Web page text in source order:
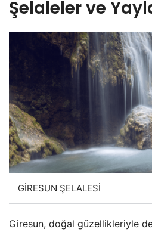
Şelaleler ve
GİRESUN ŞELALESİ
Giresun, doğal güzellikleriyle